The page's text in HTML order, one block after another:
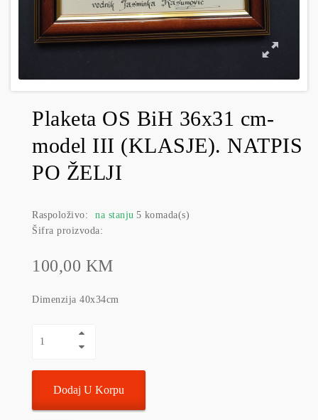
Plaketa OS BiH 36x31 cm-
model III (KLASJE). NATPIS
PO ŽELJI
Raspoloživo: na stanju 5 komada(s)
Šifra proizvoda:
100,00 KM
Dimenzija 40x34cm
Dodaj U Korpu